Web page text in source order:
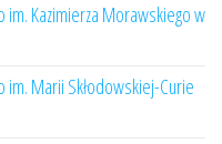
im. Kazimierza Morawskiego w
im. Marii Skłodowskiej-Curie